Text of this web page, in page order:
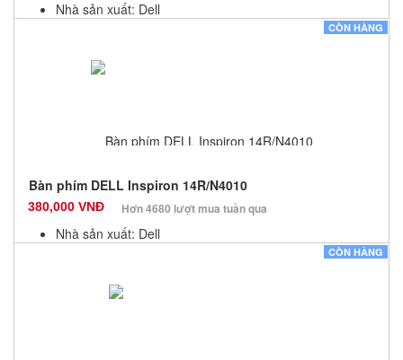
Nhà sản xuất: Dell
Số lượng: 10
CÒN HÀNG
Bàn phím DELL Inspiron 14R/N4010
380,000 VNĐ Hơn 4680 lượt mua tuần qua
Nhà sản xuất: Dell
Số lượng: 10
CÒN HÀNG